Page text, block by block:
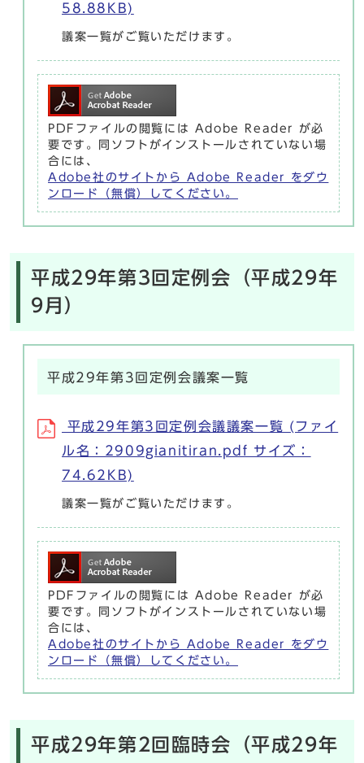
58.88KB)
議案一覧がご覧いただけます。
PDFファイルの閲覧には Adobe Reader が必
要です。同ソフトがインストールされていない場
合には、
Adobe社のサイトから Adobe Reader をダウ
ンロード（無償）してください。
平成29年第3回定例会（平成29年
9月）
平成29年第3回定例会議案一覧
平成29年第3回定例会議議案一覧 (ファイ
ル名：2909gianitiran.pdf サイズ：
74.62KB)
議案一覧がご覧いただけます。
PDFファイルの閲覧には Adobe Reader が必
要です。同ソフトがインストールされていない場
合には、
Adobe社のサイトから Adobe Reader をダウ
ンロード（無償）してください。
平成29年第2回臨時会（平成29年